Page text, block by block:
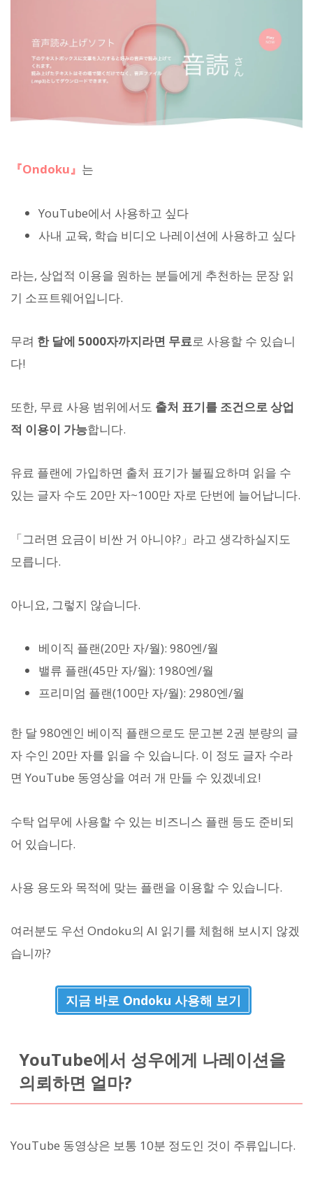
『Ondoku』 는
YouTube에서 사용하고 싶다
사내 교육, 학습 비디오 나레이션에 사용하고 싶다
라는, 상업적 이용을 원하는 분들에게 추천하는 문장 읽
기 소프트웨어입니다.
무려 한 달에 5000자까지라면 무료로 사용할 수 있습니
다!
또한, 무료 사용 범위에서도 출처 표기를 조건으로 상업
적 이용이 가능합니다.
유료 플랜에 가입하면 출처 표기가 불필요하며 읽을 수
있는 글자 수도 20만 자~100만 자로 단번에 늘어납니다.
「그러면 요금이 비싼 거 아니야?」라고 생각하실지도
모릅니다.
아니요, 그렇지 않습니다.
베이직 플랜(20만 자/월): 980엔/월
밸류 플랜(45만 자/월): 1980엔/월
프리미엄 플랜(100만 자/월): 2980엔/월
한 달 980엔인 베이직 플랜으로도 문고본 2권 분량의 글
자 수인 20만 자를 읽을 수 있습니다. 이 정도 글자 수라
면 YouTube 동영상을 여러 개 만들 수 있겠네요!
수탁 업무에 사용할 수 있는 비즈니스 플랜 등도 준비되
어 있습니다.
사용 용도와 목적에 맞는 플랜을 이용할 수 있습니다.
여러분도 우선 Ondoku의 AI 읽기를 체험해 보시지 않겠
습니까?
지금 바로 Ondoku 사용해 보기
YouTube에서 성우에게 나레이션을
의뢰하면 얼마?
YouTube 동영상은 보통 10분 정도인 것이 주류입니다.